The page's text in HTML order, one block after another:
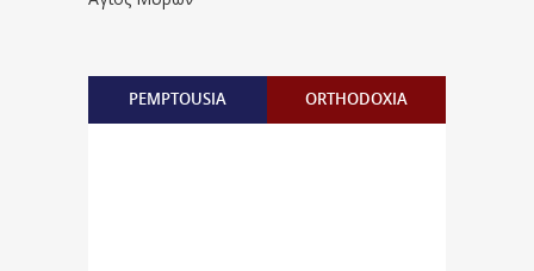
PEMPTOUSIA ORTHODOXIA